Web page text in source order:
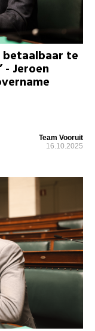
betaalbaar te
Jeroen
Team Vooruit
16.10.2025